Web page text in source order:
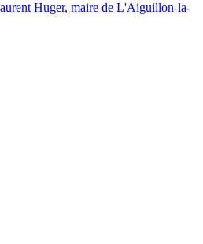
Huger, maire de L'Aiguillon-la-